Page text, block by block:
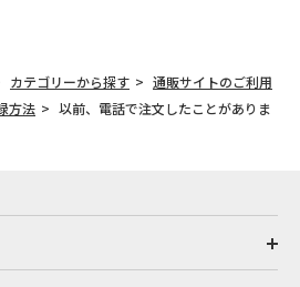
カテゴリーから探す
通販サイトのご利用
方法
以前、電話で注文したことがありま